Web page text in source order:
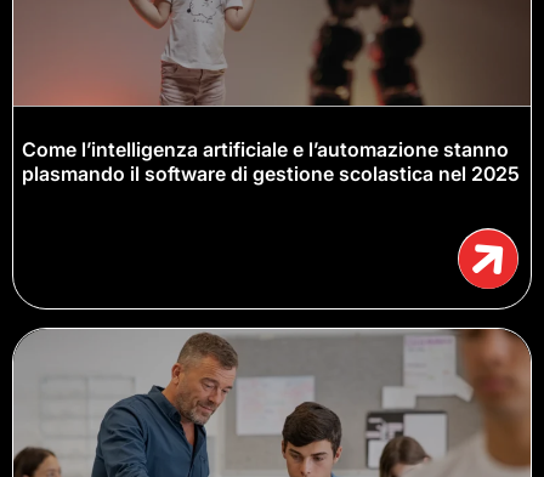
Come l’intelligenza artificiale e l’automazione stanno
plasmando il software di gestione scolastica nel 2025